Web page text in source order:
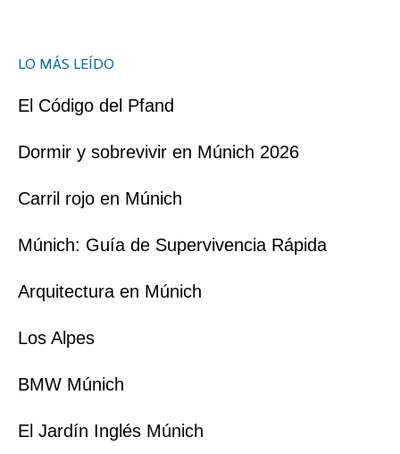
LO MÁS LEÍDO
El Código del Pfand
Dormir y sobrevivir en Múnich 2026
Carril rojo en Múnich
Múnich: Guía de Supervivencia Rápida
Arquitectura en Múnich
Los Alpes
BMW Múnich
El Jardín Inglés Múnich